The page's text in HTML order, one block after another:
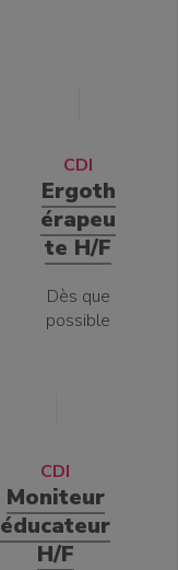
CDI
Ergoth
érapeu
te H/F
Dès que
possible
CDI
Moniteur
éducateur
H/F